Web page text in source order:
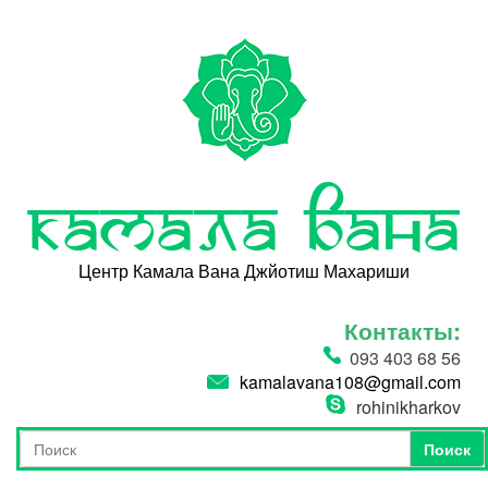
Камала Вана
Центр Камала Вана Джйотиш Махариши
Контакты:
093 403 68 56
kamalavana108@gmail.com
rohinikharkov
Форма поиска
Поиск